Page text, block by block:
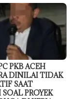
PKB ACEH
DINILAI TIDAK
SAAT
PROYEK